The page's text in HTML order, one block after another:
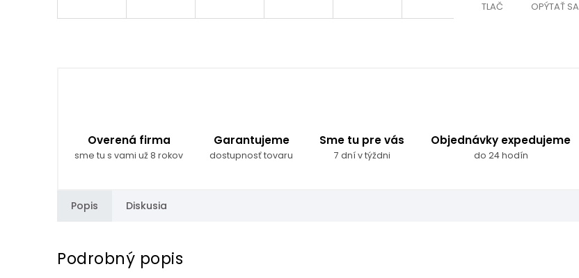
TLAČ OPÝTAŤ SA
Overená firma
sme tu s vami už 8 rokov
Garantujeme
dostupnosť tovaru
Sme tu pre vás
7 dní v týždni
Objednávky expedujeme
do 24 hodín
Popis Diskusia
Podrobný popis